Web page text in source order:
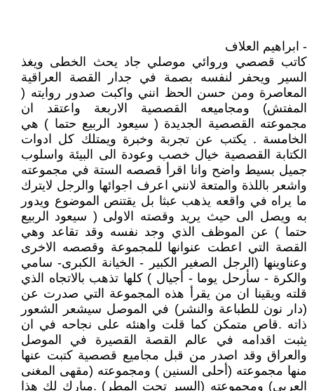
- ابراهيم العلاف
كاتب قصصي وروائي موصلي جاد يحث الخطى ويغذ
السير ويحفر لنفسه بصمة في جدار القصة العراقية
المعاصرة ومن حسن الحظ انني واكبت صدور روايته (
المفتش) ومجاميعه القصصية الاربعة واعتقد ان
مجموعته القصصية الجديدة ( سيعود الربيع حتما ) هي
الخامسة . يكتب عن تجربة وخبرة ويمتلك كل ادوات
الكتابة القصصية خيال خصب وعودة الى البيئة واسلوب
جميل بسيط واضح وانا اقرأ قصصه الستة في مجموعته
واشعر باللذة والمتعة لانني اعرف اجوائها والرجل لايترك
ما يراه في واقعه يذهب عبثا بل يقتنص الموضوع ويدور
به ويصل الى حيث يريد وقصته الاولى ( سيعود الربيع
حتما ) عن الموظف الذي وجد نفسه وقد تقاعد وهي
القصة التي اعطت عنوانها للمجموعة وقصصه الاخرى
وعناوينها (الرجل الصغير الكبير - الخيانة الكبرى- سامي
والكرة - سأرحل يوما - أجيال ) كلها تذهب بالاتجاه الذي
قلته ويقينا ان من يقرأ هذه المجموعة التي صدرت عن
(دار نون للطباعة والنشر) في الموصل سيشعر الشعور
ذاته .قاص متمكن كما قلت واهنئه على نجاحه في ان
يثبت اقدامه في عالم القصة القصيرة في الموصل
والعراق وقد اصدر من قبل مجاميع قصصية كتبت عنها
منها مجموعته (أحلى السنين ) ومجموعته (مقهى المغنى
العربي) ومجموعته (السير تحت المطر) .مبارك لك هذا